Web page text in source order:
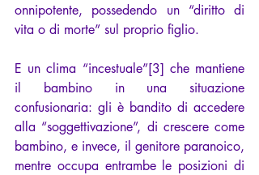
onnipotente, possedendo un “diritto di
vita o di morte” sul proprio figlio.
E un clima “incestuale”[3] che mantiene
il bambino in una situazione
confusionaria: gli è bandito di accedere
alla “soggettivazione”, di crescere come
bambino, e invece, il genitore paranoico,
mentre occupa entrambe le posizioni di